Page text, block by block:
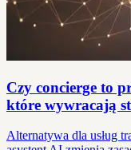
Czy concierge to
które wywracają
Alternatywa dla usług